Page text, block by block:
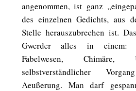
angenommen, ist ganz
des einzelnen Gedichts, aus
Stelle herauszubrechen ist.
Gwerder alles in einem:
Fabelwesen,
selbstverständlicher
Aeußerung. Man darf